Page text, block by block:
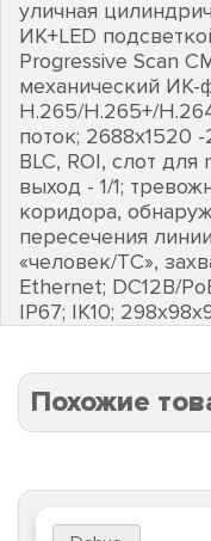
уличная
ИК+LED
Progressive Scan
механический ИК-
H.265/H.265+/
поток; 2688х1520
BLC, ROI, слот
выход - 1/1;
коридора,
пересечения
«человек/ТС»,
Ethernet; DC12В/
IP67; IK10;
Похожие